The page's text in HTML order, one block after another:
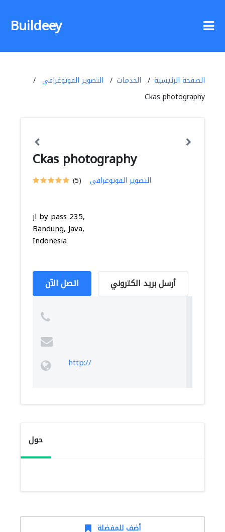
Buildeey
الصفحة الرئيسية الخدمات
التصوير الفوتوغرافي
Ckas photography
Ckas photography
(5) التصوير الفوتوغرافي
jl by pass 235,
Bandung, Java,
Indonesia
اتصل الآن أرسل بريد الكتروني
http://
حول
أضف للمفضلة